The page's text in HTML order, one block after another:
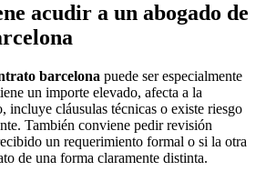
acudir a un abogado de
barcelona puede ser especialmente
un importe elevado, afecta a la
incluye cláusulas técnicas o existe riesgo
También conviene pedir revisión
un requerimiento formal o si la otra
de una forma claramente distinta.